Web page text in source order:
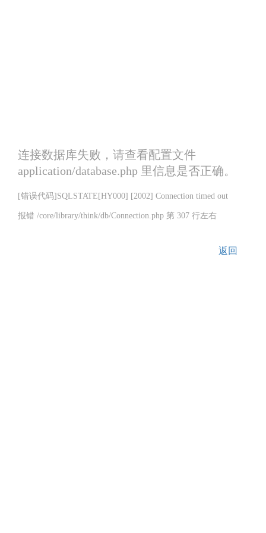
连接数据库失败，请查看配置文件
application/database.php 里信息是否正确。
[错误代码]SQLSTATE[HY000] [2002] Connection timed out
报错 /core/library/think/db/Connection.php 第 307 行左右
返回